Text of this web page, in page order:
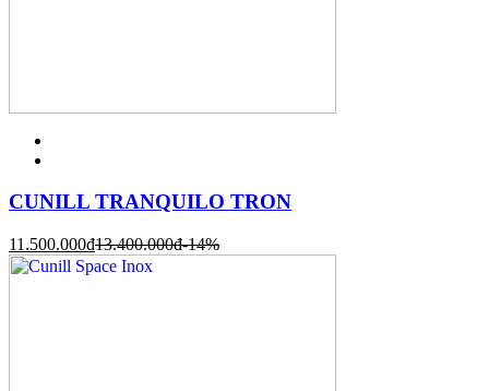
CUNILL TRANQUILO TRON
11.500.000đ13.400.000đ-14%